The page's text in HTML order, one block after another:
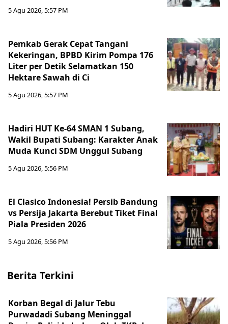
5 Agu 2026, 5:57 PM
Pemkab Gerak Cepat Tangani
Kekeringan, BPBD Kirim Pompa 176
Liter per Detik Selamatkan 150
Hektare Sawah di Ci
5 Agu 2026, 5:57 PM
Hadiri HUT Ke-64 SMAN 1 Subang,
Wakil Bupati Subang: Karakter Anak
Muda Kunci SDM Unggul Subang
5 Agu 2026, 5:56 PM
El Clasico Indonesia! Persib Bandung
vs Persija Jakarta Berebut Tiket Final
Piala Presiden 2026
5 Agu 2026, 5:56 PM
Berita Terkini
Korban Begal di Jalur Tebu
Purwadadi Subang Meninggal